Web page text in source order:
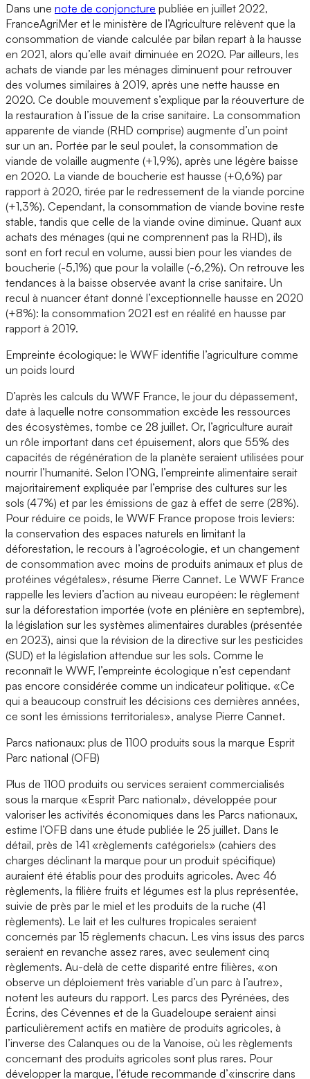
Dans une note de conjoncture publiée en juillet 2022,
FranceAgriMer et le ministère de l’Agriculture relèvent que la
consommation de viande calculée par bilan repart à la hausse
en 2021, alors qu’elle avait diminuée en 2020. Par ailleurs, les
achats de viande par les ménages diminuent pour retrouver
des volumes similaires à 2019, après une nette hausse en
2020. Ce double mouvement s’explique par la réouverture de
la restauration à l’issue de la crise sanitaire. La consommation
apparente de viande (RHD comprise) augmente d’un point
sur un an. Portée par le seul poulet, la consommation de
viande de volaille augmente (+1,9%), après une légère baisse
en 2020. La viande de boucherie est hausse (+0,6%) par
rapport à 2020, tirée par le redressement de la viande porcine
(+1,3%). Cependant, la consommation de viande bovine reste
stable, tandis que celle de la viande ovine diminue. Quant aux
achats des ménages (qui ne comprennent pas la RHD), ils
sont en fort recul en volume, aussi bien pour les viandes de
boucherie (-5,1%) que pour la volaille (-6,2%). On retrouve les
tendances à la baisse observée avant la crise sanitaire. Un
recul à nuancer étant donné l’exceptionnelle hausse en 2020
(+8%): la consommation 2021 est en réalité en hausse par
rapport à 2019.
Empreinte écologique: le WWF identifie l’agriculture comme
un poids lourd
D’après les calculs du WWF France, le jour du dépassement,
date à laquelle notre consommation excède les ressources
des écosystèmes, tombe ce 28 juillet. Or, l’agriculture aurait
un rôle important dans cet épuisement, alors que 55% des
capacités de régénération de la planète seraient utilisées pour
nourrir l’humanité. Selon l’ONG, l’empreinte alimentaire serait
majoritairement expliquée par l’emprise des cultures sur les
sols (47%) et par les émissions de gaz à effet de serre (28%).
Pour réduire ce poids, le WWF France propose trois leviers:
la conservation des espaces naturels en limitant la
déforestation, le recours à l’agroécologie, et un changement
de consommation avec moins de produits animaux et plus de
protéines végétales», résume Pierre Cannet. Le WWF France
rappelle les leviers d’action au niveau européen: le règlement
sur la déforestation importée (vote en plénière en septembre),
la législation sur les systèmes alimentaires durables (présentée
en 2023), ainsi que la révision de la directive sur les pesticides
(SUD) et la législation attendue sur les sols. Comme le
reconnaît le WWF, l’empreinte écologique n’est cependant
pas encore considérée comme un indicateur politique. «Ce
qui a beaucoup construit les décisions ces dernières années,
ce sont les émissions territoriales», analyse Pierre Cannet.
Parcs nationaux: plus de 1100 produits sous la marque Esprit
Parc national (OFB)
Plus de 1100 produits ou services seraient commercialisés
sous la marque «Esprit Parc national», développée pour
valoriser les activités économiques dans les Parcs nationaux,
estime l’OFB dans une étude publiée le 25 juillet. Dans le
détail, près de 141 «règlements catégoriels» (cahiers des
charges déclinant la marque pour un produit spécifique)
auraient été établis pour des produits agricoles. Avec 46
règlements, la filière fruits et légumes est la plus représentée,
suivie de près par le miel et les produits de la ruche (41
règlements). Le lait et les cultures tropicales seraient
concernés par 15 règlements chacun. Les vins issus des parcs
seraient en revanche assez rares, avec seulement cinq
règlements. Au-delà de cette disparité entre filières, «on
observe un déploiement très variable d’un parc à l’autre»,
notent les auteurs du rapport. Les parcs des Pyrénées, des
Écrins, des Cévennes et de la Guadeloupe seraient ainsi
particulièrement actifs en matière de produits agricoles, à
l’inverse des Calanques ou de la Vanoise, où les règlements
concernant des produits agricoles sont plus rares. Pour
développer la marque, l’étude recommande d’«inscrire dans